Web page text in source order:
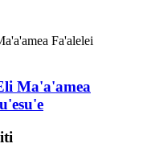
Ma'a'amea